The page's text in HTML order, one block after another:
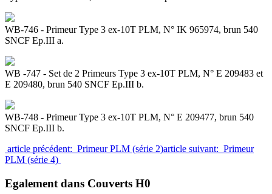
WB-746 - Primeur Type 3 ex-10T PLM, N° IK 965974, brun 540
SNCF Ep.III a.
WB -747 - Set de 2 Primeurs Type 3 ex-10T PLM, N° E 209483 et
E 209480, brun 540 SNCF Ep.III b.
WB-748 - Primeur Type 3 ex-10T PLM, N° E 209477, brun 540
SNCF Ep.III b.
article précédent: Primeur PLM (série 2)article suivant: Primeur
PLM (série 4)
Egalement dans Couverts H0